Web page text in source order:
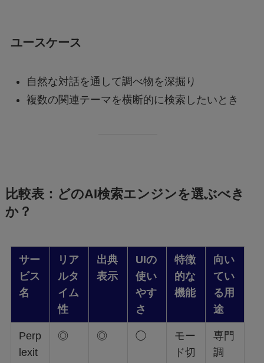
ユースケース
自然な対話を通して調べ物を深掘り
複数の関連テーマを横断的に検索したいとき
比較表：どのAI検索エンジンを選ぶべき
か？
サー
ビス
名
リア
ルタ
イム
性
出典
表示
UIの
使い
やす
さ
特徴
的な
機能
向い
てい
る用
途
Perp
lexit
◎ ◎ ◯
モー
ド切
専門
調